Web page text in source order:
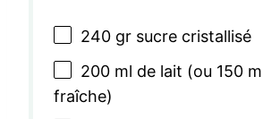
240gr sucre cristallisé
200ml de lait (ou 150
fraîche)